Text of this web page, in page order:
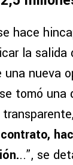
hace
la salida
una nueva
tomó una
..”, se